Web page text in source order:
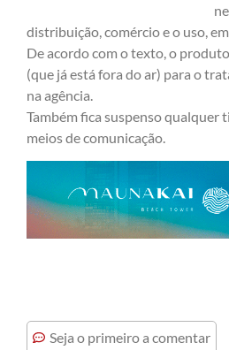
distribuição, comércio e o uso,
De acordo com o texto, o
(que já está fora do ar) para o
na agência.
Também fica suspenso
meios de comunicação.
Seja o primeiro a comentar